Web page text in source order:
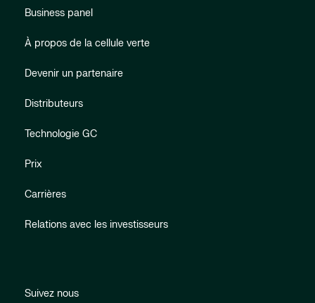
Business panel
À propos de la cellule verte
Devenir un partenaire
Distributeurs
Technologie GC
Prix
Carrières
Relations avec les investisseurs
Suivez nous